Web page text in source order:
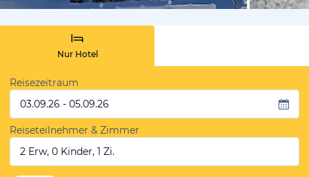
Nur Hotel
Reisezeitraum
03.09.26 - 05.09.26
Reiseteilnehmer & Zimmer
2 Erw, 0 Kinder, 1 Zi.